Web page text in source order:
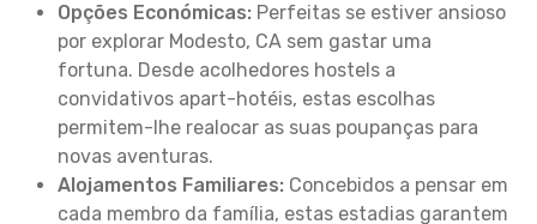
Opções Económicas: Perfeitas se estiver ansioso
por explorar Modesto, CA sem gastar uma
fortuna. Desde acolhedores hostels a
convidativos apart-hotéis, estas escolhas
permitem-lhe realocar as suas poupanças para
novas aventuras.
Alojamentos Familiares: Concebidos a pensar em
cada membro da família, estas estadias garantem